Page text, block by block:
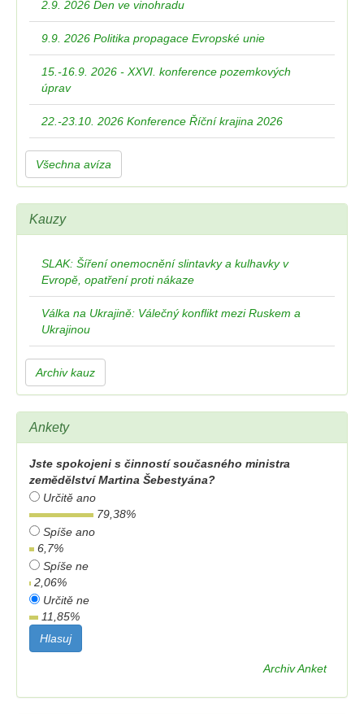
2.9. 2026 Den ve vinohradu
9.9. 2026 Politika propagace Evropské unie
15.-16.9. 2026 - XXVI. konference pozemkových
úprav
22.-23.10. 2026 Konference Říční krajina 2026
Všechna avíza
Kauzy
SLAK: Šíření onemocnění slintavky a kulhavky v
Evropě, opatření proti nákaze
Válka na Ukrajině: Válečný konflikt mezi Ruskem a
Ukrajinou
Archiv kauz
Ankety
Jste spokojeni s činností současného ministra
zemědělství Martina Šebestyána?
Určitě ano
79,38%
Spíše ano
6,7%
Spíše ne
2,06%
Určitě ne
11,85%
Archiv Anket